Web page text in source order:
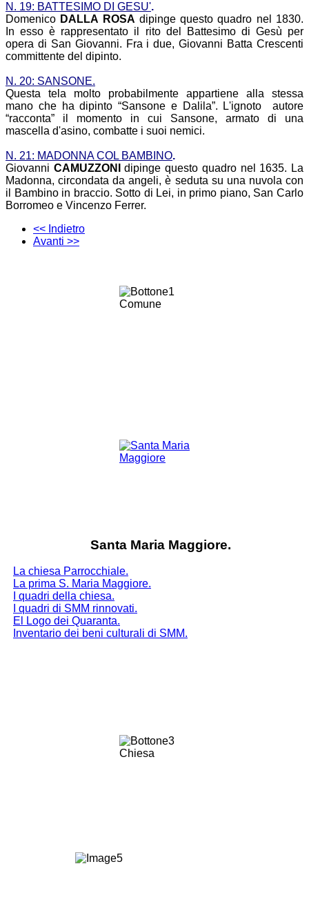
N. 19: BATTESIMO DI GESU'.
Domenico DALLA ROSA dipinge questo quadro nel 1830.
In esso è rappresentato il rito del Battesimo di Gesù per
opera di San Giovanni. Fra i due, Giovanni Batta Crescenti
committente del dipinto.
N. 20: SANSONE.
Questa tela molto probabilmente appartiene alla stessa
mano che ha dipinto “Sansone e Dalila”. L'ignoto autore
“racconta” il momento in cui Sansone, armato di una
mascella d'asino, combatte i suoi nemici.
N. 21: MADONNA COL BAMBINO.
Giovanni CAMUZZONI
dipinge questo quadro nel 1635. La
Madonna, circondata da angeli, è seduta su una nuvola con
il Bambino in braccio. Sotto di Lei, in primo piano, San Carlo
Borromeo e Vincenzo Ferrer.
<< Indietro
Avanti >>
Santa Maria Maggiore.
La chiesa Parrocchiale.
La prima S. Maria Maggiore.
I quadri della chiesa.
I quadri di SMM rinnovati.
El Logo dei Quaranta.
Inventario dei beni culturali di SMM.